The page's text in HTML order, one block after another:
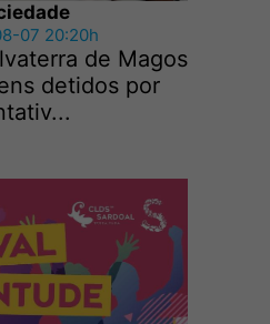
07 20:20h
de Magos
detidos por